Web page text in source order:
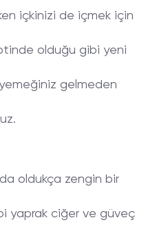
içkinizi de içmek için
olduğu gibi yeni
gelmeden
da oldukça zengin bir
yaprak ciğer ve güveç